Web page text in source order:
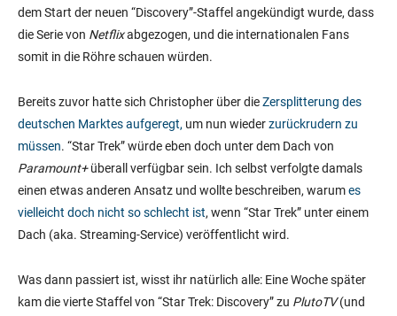
dem Start der neuen “Discovery”-Staffel angekündigt wurde, dass
die Serie von Netflixabgezogen, und die internationalen Fans
somit in die Röhre schauen würden.
Bereits zuvor hatte sich Christopher über dieZersplitterung des
deutschen Marktes aufgeregt, um nun wiederzurückrudern zu
müssen. “Star Trek” würde eben doch unter dem Dach von
Paramount+überall verfügbar sein. Ich selbst verfolgte damals
einen etwas anderen Ansatz und wollte beschreiben, warumes
vielleicht doch nicht so schlecht ist, wenn “Star Trek” unter einem
Dach (aka. Streaming-Service) veröffentlicht wird.
Was dann passiert ist, wisst ihr natürlich alle: Eine Woche später
kam die vierte Staffel von “Star Trek: Discovery” zu PlutoTV(und